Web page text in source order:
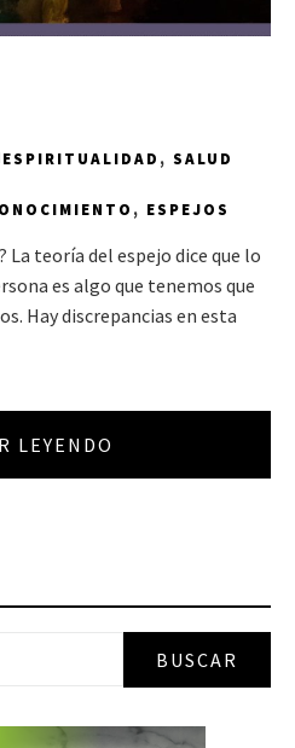
ESPIRITUALIDAD , SALUD
, ESPEJOS
La teoría del espejo dice que lo
es algo que tenemos que
Hay discrepancias en esta
LEYENDO